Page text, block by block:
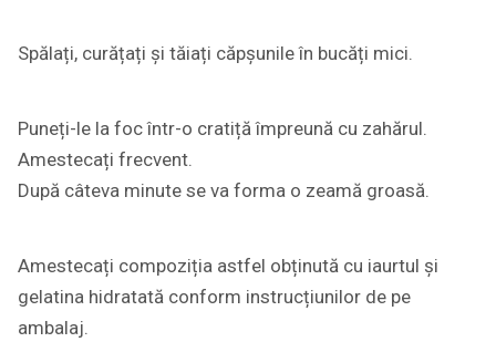
Spălați, curățați și tăiați căpșunile în bucăți mici.
Puneți-le la foc într-o cratiță împreună cu zahărul.
Amestecați frecvent.
După câteva minute se va forma o zeamă groasă.
Amestecați compoziția astfel obținută cu iaurtul și
gelatina hidratată conform instrucțiunilor de pe
ambalaj.